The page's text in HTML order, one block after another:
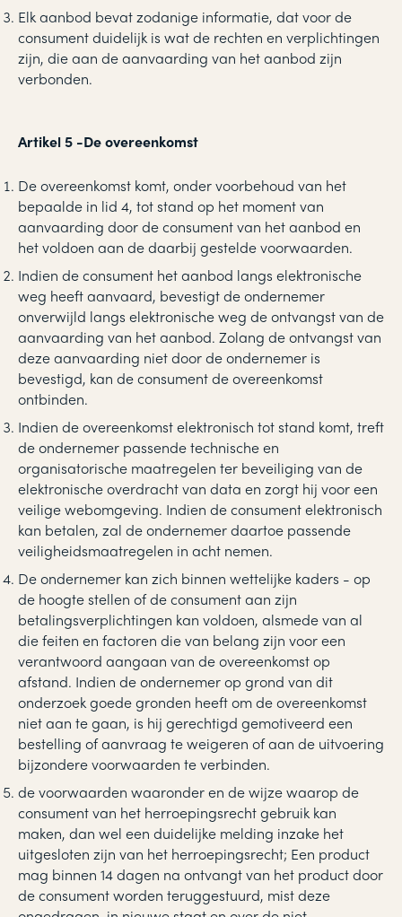
Elk aanbod bevat zodanige informatie, dat voor de
consument duidelijk is wat de rechten en verplichtingen
zijn, die aan de aanvaarding van het aanbod zijn
verbonden.
Artikel 5 -De overeenkomst
De overeenkomst komt, onder voorbehoud van het
bepaalde in lid 4, tot stand op het moment van
aanvaarding door de consument van het aanbod en
het voldoen aan de daarbij gestelde voorwaarden.
Indien de consument het aanbod langs elektronische
weg heeft aanvaard, bevestigt de ondernemer
onverwijld langs elektronische weg de ontvangst van de
aanvaarding van het aanbod. Zolang de ontvangst van
deze aanvaarding niet door de ondernemer is
bevestigd, kan de consument de overeenkomst
ontbinden.
Indien de overeenkomst elektronisch tot stand komt, treft
de ondernemer passende technische en
organisatorische maatregelen ter beveiliging van de
elektronische overdracht van data en zorgt hij voor een
veilige webomgeving. Indien de consument elektronisch
kan betalen, zal de ondernemer daartoe passende
veiligheidsmaatregelen in acht nemen.
De ondernemer kan zich binnen wettelijke kaders - op
de hoogte stellen of de consument aan zijn
betalingsverplichtingen kan voldoen, alsmede van al
die feiten en factoren die van belang zijn voor een
verantwoord aangaan van de overeenkomst op
afstand. Indien de ondernemer op grond van dit
onderzoek goede gronden heeft om de overeenkomst
niet aan te gaan, is hij gerechtigd gemotiveerd een
bestelling of aanvraag te weigeren of aan de uitvoering
bijzondere voorwaarden te verbinden.
de voorwaarden waaronder en de wijze waarop de
consument van het herroepingsrecht gebruik kan
maken, dan wel een duidelijke melding inzake het
uitgesloten zijn van het herroepingsrecht; Een product
mag binnen 14 dagen na ontvangt van het product door
de consument worden teruggestuurd, mist deze